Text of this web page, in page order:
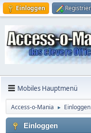
Einloggen
Mobiles Hauptmenü
Access-o-Mania ► Einloggen
Einloggen